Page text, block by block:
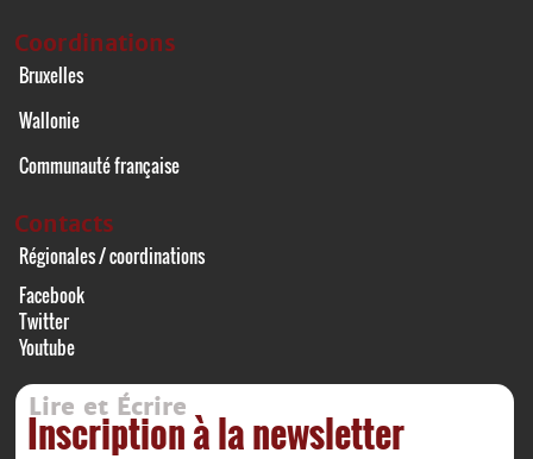
Coordinations
Bruxelles
Wallonie
Communauté française
Contacts
Régionales / coordinations
Facebook
Twitter
Youtube
Lire et Écrire
Inscription à la newsletter